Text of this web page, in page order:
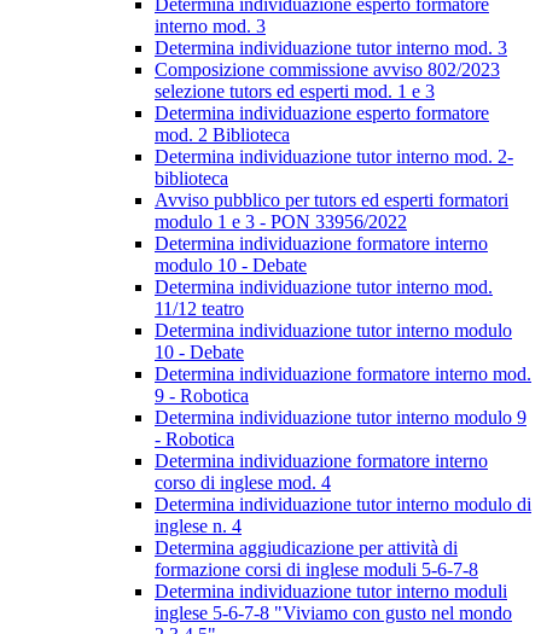
Determina individuazione esperto formatore
interno mod. 3
Determina individuazione tutor interno mod. 3
Composizione commissione avviso 802/2023
selezione tutors ed esperti mod. 1 e 3
Determina individuazione esperto formatore
mod. 2 Biblioteca
Determina individuazione tutor interno mod. 2-
biblioteca
Avviso pubblico per tutors ed esperti formatori
modulo 1 e 3 - PON 33956/2022
Determina individuazione formatore interno
modulo 10 - Debate
Determina individuazione tutor interno mod.
11/12 teatro
Determina individuazione tutor interno modulo
10 - Debate
Determina individuazione formatore interno mod.
9 - Robotica
Determina individuazione tutor interno modulo 9
- Robotica
Determina individuazione formatore interno
corso di inglese mod. 4
Determina individuazione tutor interno modulo di
inglese n. 4
Determina aggiudicazione per attività di
formazione corsi di inglese moduli 5-6-7-8
Determina individuazione tutor interno moduli
inglese 5-6-7-8 "Viviamo con gusto nel mondo